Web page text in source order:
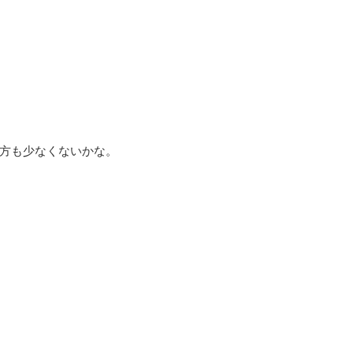
も少なくないかな。